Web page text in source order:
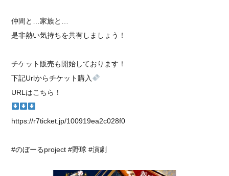
仲間と…家族と…
是非熱い気持ちを共有しましょう！
チケット販売も開始しております！
下記Urlからチケット購入
URLはこちら！
https://r7ticket.jp/100919ea2c028f0
#のぼーるproject #野球 #演劇